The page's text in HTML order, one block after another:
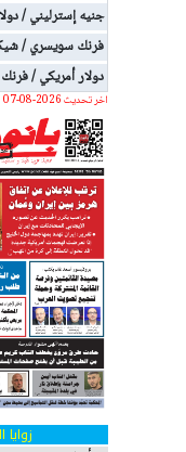
جنيه إسترليني /
فرنك سويسري /
دولار أمريكي /
اخر تحديث 2026-08-07